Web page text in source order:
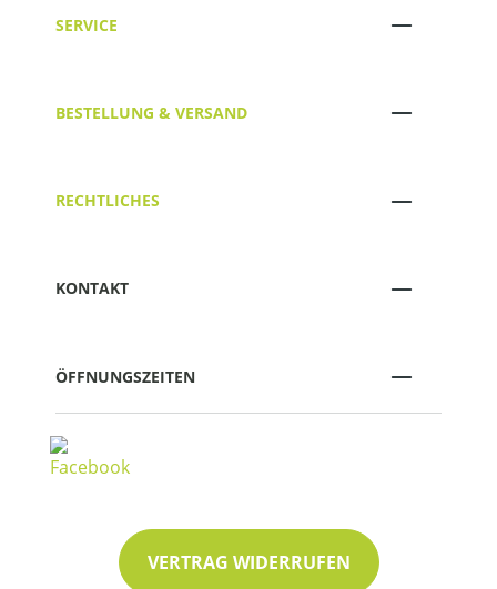
SERVICE
BESTELLUNG & VERSAND
RECHTLICHES
KONTAKT
ÖFFNUNGSZEITEN
VERTRAG WIDERRUFEN